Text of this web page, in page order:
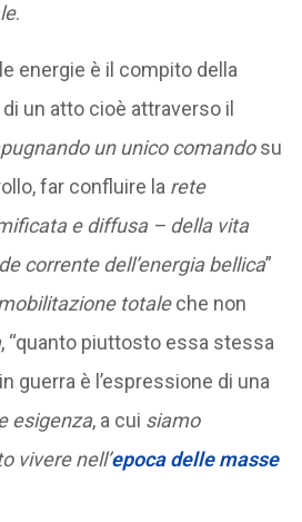
.
energie è il compito della
un atto cioè attraverso il
un unico comandosu
far confluire la rete
e diffusa – della vita
corrente dell’energia bellica”
totaleche non
, “quanto piuttosto essa stessa
guerra è l’espressione di una
esigenza, a cui siamo
vivere nell’epoca delle masse